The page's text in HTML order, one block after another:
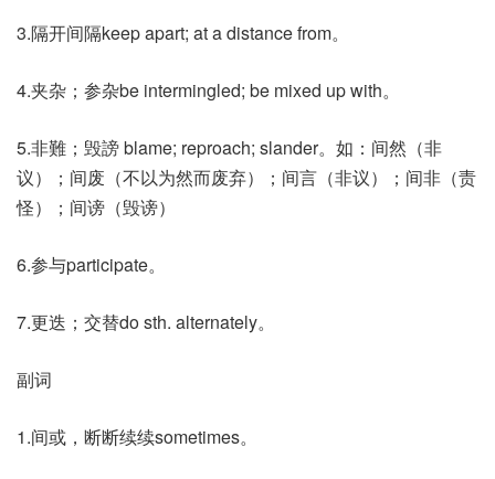
3.隔开间隔keep apart; at a distance from。
4.夹杂；参杂be intermingled; be mixed up with。
5.非難；毁謗 blame; reproach; slander。如：间然（非
议）；间废（不以为然而废弃）；间言（非议）；间非（责
怪）；间谤（毁谤）
6.参与participate。
7.更迭；交替do sth. alternately。
副词
1.间或，断断续续sometimes。